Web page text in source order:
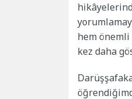
hem
kez daha